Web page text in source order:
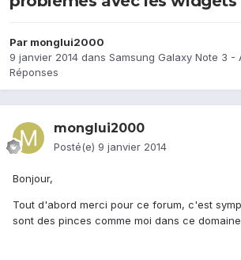
Par monglui2000
9 janvier 2014 dans Samsung Galaxy Note 3 -
Réponses
monglui2000
Posté(e) 9 janvier 2014
Bonjour,
Tout d'abord merci pour ce forum, c'est
sont des pinces comme moi dans ce